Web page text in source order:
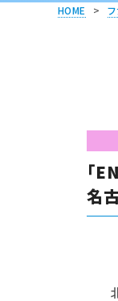
HOME >
「
名